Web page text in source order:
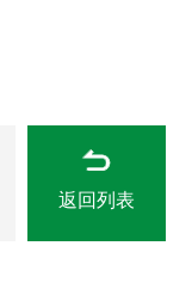
返回列表